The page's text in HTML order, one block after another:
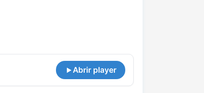
Abrir player